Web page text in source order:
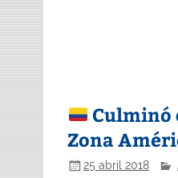
Culminó
Zona
25 abril 2018